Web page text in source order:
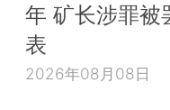
年 矿长涉罪被
表
2026年08月08日